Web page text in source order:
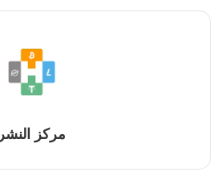
مركز النشر